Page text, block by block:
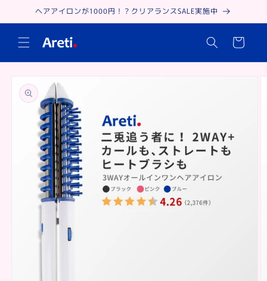
Skip to
content
ヘアアイロンが1000円！？クリアランスSALE実施中
Cart
product
information